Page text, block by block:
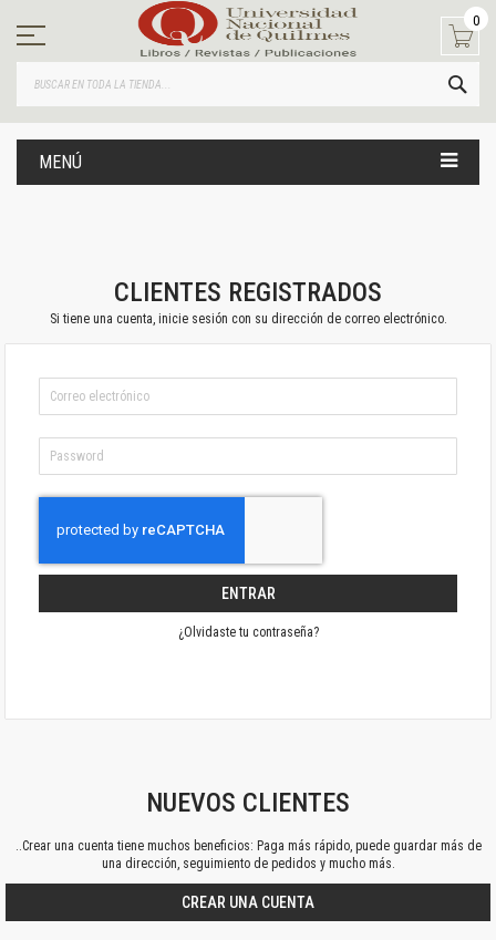
contenido
0
MENÚ
CLIENTES REGISTRADOS
Si tiene una cuenta, inicie sesión con su dirección de correo electrónico.
ENTRAR
¿Olvidaste tu contraseña?
NUEVOS CLIENTES
..Crear una cuenta tiene muchos beneficios: Paga más rápido, puede guardar más de
una dirección, seguimiento de pedidos y mucho más.
CREAR UNA CUENTA